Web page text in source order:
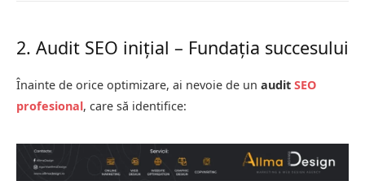
2. Audit SEO inițial – Fundația succesului
Înainte de orice optimizare, ai nevoie de un audit SEO
profesional, care să identifice: